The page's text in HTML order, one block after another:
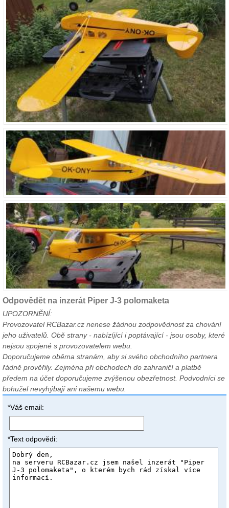
Odpovědět na inzerát Piper J-3 polomaketa
UPOZORNĚNÍ:
Provozovatel RCBazar.cz nenese žádnou zodpovědnost za chování
jeho uživatelů. Obě strany - nabízíjící i poptávající - jsou osoby, které
nejsou spojené s provozovatelem webu.
Doporučujeme oběma stranám, aby si svého obchodního partnera
řádně prověřily. Zejména při obchodech do zahraničí a platbě
předem na účet doporučujeme zvýšenou obezřetnost. Podvodníci se
bohužel nevyhýbají ani našemu webu.
*Váš email:
*Text odpovědi: